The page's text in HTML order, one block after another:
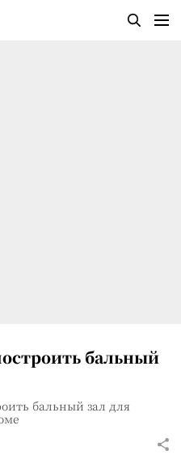
бальный
бальный зал для